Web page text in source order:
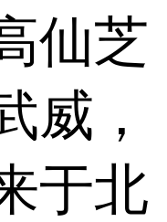
仙芝
威，
于北